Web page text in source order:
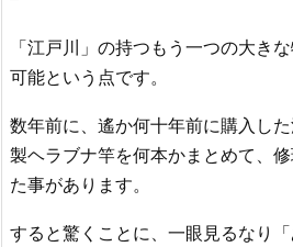
「江戸川」の持つもう一つの大き
可能という点です。
数年前に、遙か何十年前に購入し
製ヘラブナ竿を何本かまとめて、
た事があります。
すると驚くことに、一眼見るなり